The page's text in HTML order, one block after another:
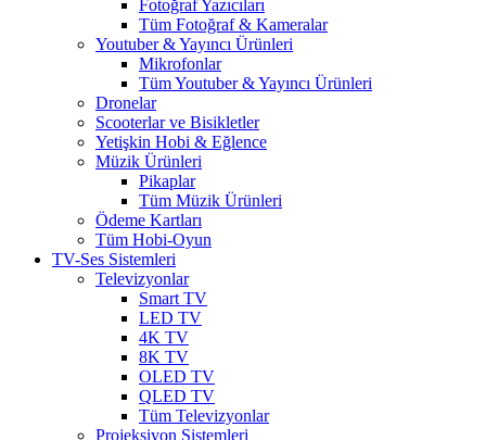
Fotoğraf Yazıcıları
Tüm Fotoğraf & Kameralar
Youtuber & Yayıncı Ürünleri
Mikrofonlar
Tüm Youtuber & Yayıncı Ürünleri
Dronelar
Scooterlar ve Bisikletler
Yetişkin Hobi & Eğlence
Müzik Ürünleri
Pikaplar
Tüm Müzik Ürünleri
Ödeme Kartları
Tüm Hobi-Oyun
TV-Ses Sistemleri
Televizyonlar
Smart TV
LED TV
4K TV
8K TV
OLED TV
QLED TV
Tüm Televizyonlar
Projeksiyon Sistemleri